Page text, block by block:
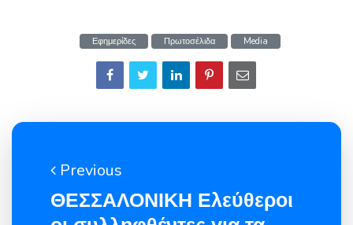
Εφημερίδες Πρωτοσέλιδα Media
Previous
ΘΕΣΣΑΛΟΝΙΚΗ Ελεύθεροι